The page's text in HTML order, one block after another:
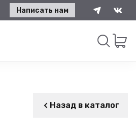
Написать нам
Назад в каталог